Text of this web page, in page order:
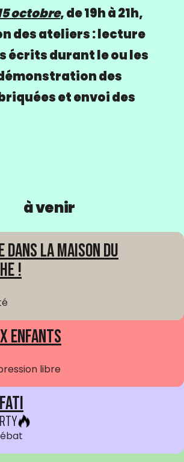
octobre, de 19h à 21h,
des ateliers : lecture
écrits durant le ou les
des
et envoi des
à venir
dans La Maison du
!
enfants
libre